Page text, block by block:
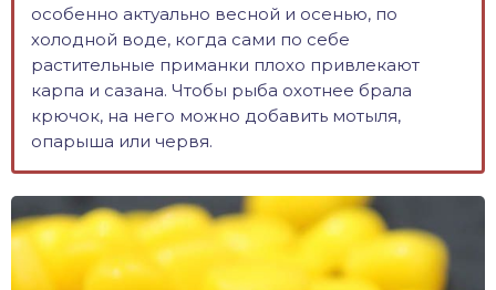
особенно актуально весной и осенью, по
холодной воде, когда сами по себе
растительные приманки плохо привлекают
карпа и сазана. Чтобы рыба охотнее брала
крючок, на него можно добавить мотыля,
опарыша или червя.